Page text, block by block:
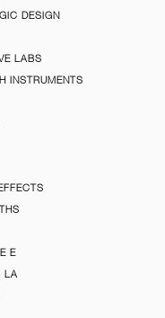
DESIGN
LABS
INSTRUMENTS
E
LA